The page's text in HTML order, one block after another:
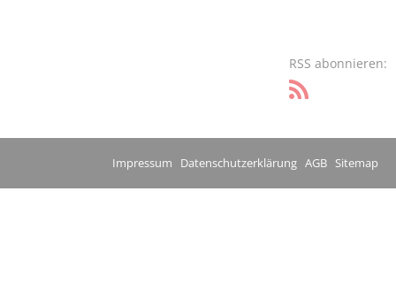
RSS abonnieren:
Impressum Datenschutzerklärung AGB Sitemap